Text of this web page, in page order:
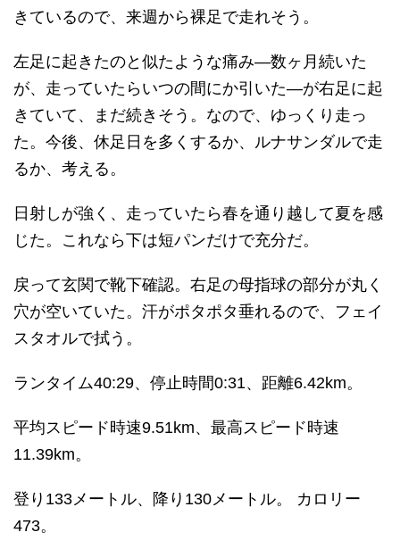
きているので、来週から裸足で走れそう。
左足に起きたのと似たような痛み—数ヶ月続いた
が、走っていたらいつの間にか引いた—が右足に起
きていて、まだ続きそう。なので、ゆっくり走っ
た。今後、休足日を多くするか、ルナサンダルで走
るか、考える。
日射しが強く、走っていたら春を通り越して夏を感
じた。これなら下は短パンだけで充分だ。
戻って玄関で靴下確認。右足の母指球の部分が丸く
穴が空いていた。汗がポタポタ垂れるので、フェイ
スタオルで拭う。
ランタイム40:29、停止時間0:31、距離6.42km。
平均スピード時速9.51km、最高スピード時速
11.39km。
登り133メートル、降り130メートル。 カロリー
473。